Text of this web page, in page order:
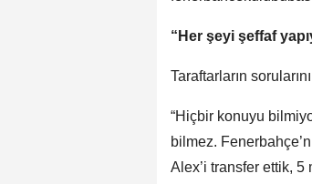
“Her şeyi şeffaf
Taraftarların
“Hiçbir konuyu
bilmez.
Alex’i transfer ettik,